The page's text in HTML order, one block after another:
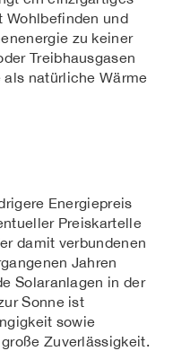
Wohlbefinden und
zu keiner
Treibhausgasen
natürliche Wärme
Energiepreis
Preiskartelle
damit verbundenen
Jahren
Solaranlagen in der
Sonne ist
sowie
Zuverlässigkeit.